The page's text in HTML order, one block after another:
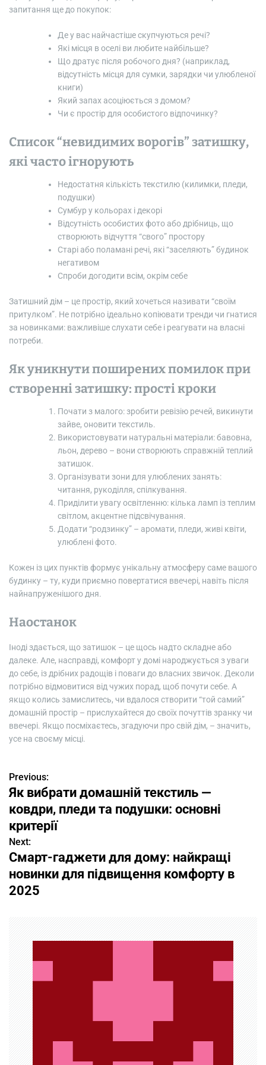
запитання ще до покупок:
Де у вас найчастіше скупчуються речі?
Які місця в оселі ви любите найбільше?
Що дратує після робочого дня? (наприклад,
відсутність місця для сумки, зарядки чи улюбленої
книги)
Який запах асоціюється з домом?
Чи є простір для особистого відпочинку?
Список “невидимих ворогів” затишку,
які часто ігнорують
Недостатня кількість текстилю (килимки, пледи,
подушки)
Сумбур у кольорах і декорі
Відсутність особистих фото або дрібниць, що
створюють відчуття “свого” простору
Старі або поламані речі, які “заселяють” будинок
негативом
Спроби догодити всім, окрім себе
Затишний дім – це простір, який хочеться називати “своїм
притулком”. Не потрібно ідеально копіювати тренди чи гнатися
за новинками: важливіше слухати себе і реагувати на власні
потреби.
Як уникнути поширених помилок при
створенні затишку: прості кроки
Почати з малого: зробити ревізію речей, викинути
зайве, оновити текстиль.
Використовувати натуральні матеріали: бавовна,
льон, дерево – вони створюють справжній теплий
затишок.
Організувати зони для улюблених занять:
читання, рукоділля, спілкування.
Приділити увагу освітленню: кілька ламп із теплим
світлом, акцентне підсвічування.
Додати “родзинку” – аромати, пледи, живі квіти,
улюблені фото.
Кожен із цих пунктів формує унікальну атмосферу саме вашого
будинку – ту, куди приємно повертатися ввечері, навіть після
найнапруженішого дня.
Наостанок
Іноді здається, що затишок – це щось надто складне або
далеке. Але, насправді, комфорт у домі народжується з уваги
до себе, із дрібних радощів і поваги до власних звичок. Деколи
потрібно відмовитися від чужих порад, щоб почути себе. А
якщо колись замислитесь, чи вдалося створити “той самий”
домашній простір – прислухайтеся до своїх почуттів зранку чи
ввечері. Якщо посміхаєтесь, згадуючи про свій дім, – значить,
усе на своєму місці.
Н
а
в
и
г
а
Previous:
Як вибрати домашній текстиль —
ковдри, пледи та подушки: основні
критерії
Next:
Смарт-гаджети для дому: найкращі
новинки для підвищення комфорту в
2025